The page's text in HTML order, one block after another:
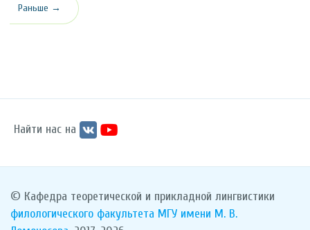
Раньше →
Найти нас на
© Кафедра теоретической и прикладной лингвистики
филологического факультета МГУ имени М. В.